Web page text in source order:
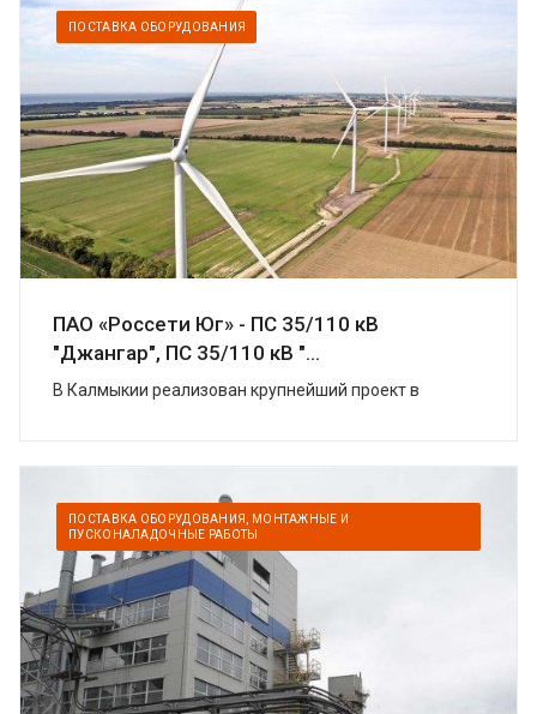
ПОСТАВКА ОБОРУДОВАНИЯ
ПАО «Россети Юг» - ПС 35/110 кВ
"Джангар", ПС 35/110 кВ "...
В Калмыкии реализован крупнейший проект в
построили в Цел...
ПОСТАВКА ОБОРУДОВАНИЯ, МОНТАЖНЫЕ И
ПУСКОНАЛАДОЧНЫЕ РАБОТЫ